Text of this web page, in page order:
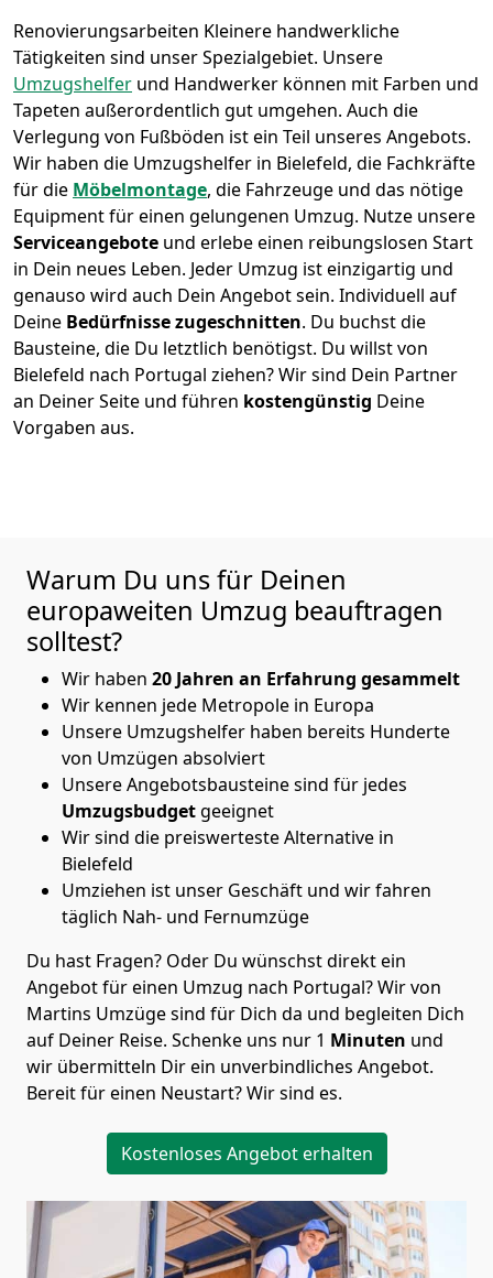
Renovierungsarbeiten Kleinere handwerkliche
Tätigkeiten sind unser Spezialgebiet. Unsere
Umzugshelfer und Handwerker können mit Farben und
Tapeten außerordentlich gut umgehen. Auch die
Verlegung von Fußböden ist ein Teil unseres Angebots.
Wir haben die Umzugshelfer in Bielefeld, die Fachkräfte
für die Möbelmontage, die Fahrzeuge und das nötige
Equipment für einen gelungenen Umzug. Nutze unsere
Serviceangebote und erlebe einen reibungslosen Start
in Dein neues Leben. Jeder Umzug ist einzigartig und
genauso wird auch Dein Angebot sein. Individuell auf
Deine Bedürfnisse zugeschnitten. Du buchst die
Bausteine, die Du letztlich benötigst. Du willst von
Bielefeld nach Portugal ziehen? Wir sind Dein Partner
an Deiner Seite und führen kostengünstig Deine
Vorgaben aus.
Warum Du uns für Deinen
europaweiten Umzug beauftragen
solltest?
Wir haben 20 Jahren an Erfahrung gesammelt
Wir kennen jede Metropole in Europa
Unsere Umzugshelfer haben bereits Hunderte
von Umzügen absolviert
Unsere Angebotsbausteine sind für jedes
Umzugsbudgetgeeignet
Wir sind die preiswerteste Alternative in
Bielefeld
Umziehen ist unser Geschäft und wir fahren
täglich Nah- und Fernumzüge
Du hast Fragen? Oder Du wünschst direkt ein
Angebot für einen Umzug nach Portugal? Wir von
Martins Umzügesind für Dich da und begleiten Dich
auf Deiner Reise. Schenke uns nur 1 Minuten und
wir übermitteln Dir ein unverbindliches Angebot.
Bereit für einen Neustart? Wir sind es.
Kostenloses Angebot erhalten